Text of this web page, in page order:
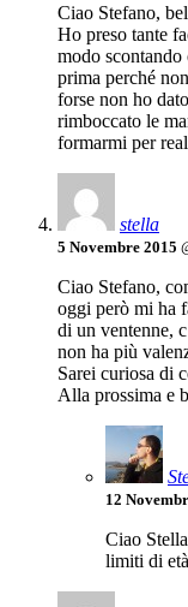
Ciao Stefano,
Ho preso tante
modo scontando
prima perché
forse non ho
rimboccato le
formarmi per
stella
5 Novembre 2015
Ciao Stefano,
oggi però mi ha
di un ventenne,
non ha più
Sarei curiosa di
Alla prossima e
12
Ciao
limiti di